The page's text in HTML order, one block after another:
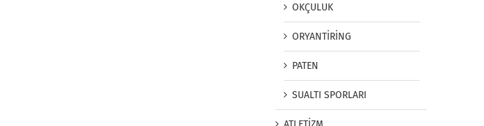
OKÇULUK
ORYANTİRİNG
PATEN
SUALTI SPORLARI